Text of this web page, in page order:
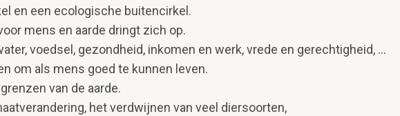
en een ecologische buitencirkel.
mens en aarde dringt zich op.
voedsel, gezondheid, inkomen en werk, vrede en gerechtigheid, ...
om als mens goed te kunnen leven.
van de aarde.
het verdwijnen van veel diersoorten,